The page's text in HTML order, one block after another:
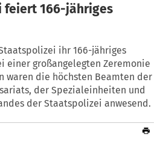
feiert 166-jähriges
ihr 166-jähriges
einer großangelegten Zeremonie
waren die höchsten Beamten der
der Spezialeinheiten und
der Staatspolizei anwesend.